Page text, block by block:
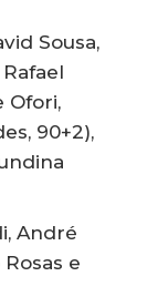
Sousa,
Ofori,
90+2),
André
e